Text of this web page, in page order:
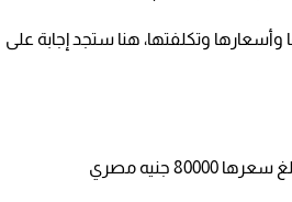
وتكلفتها، هنا ستجد إجابة على